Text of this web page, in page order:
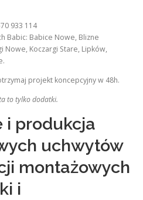
933 114
Babic: Babice Nowe, Blizne
Nowe, Koczargi Stare, Lipków,
projekt koncepcyjny w 48h.
to tylko dodatki.
i produkcja
uchwytów
montażowych
i